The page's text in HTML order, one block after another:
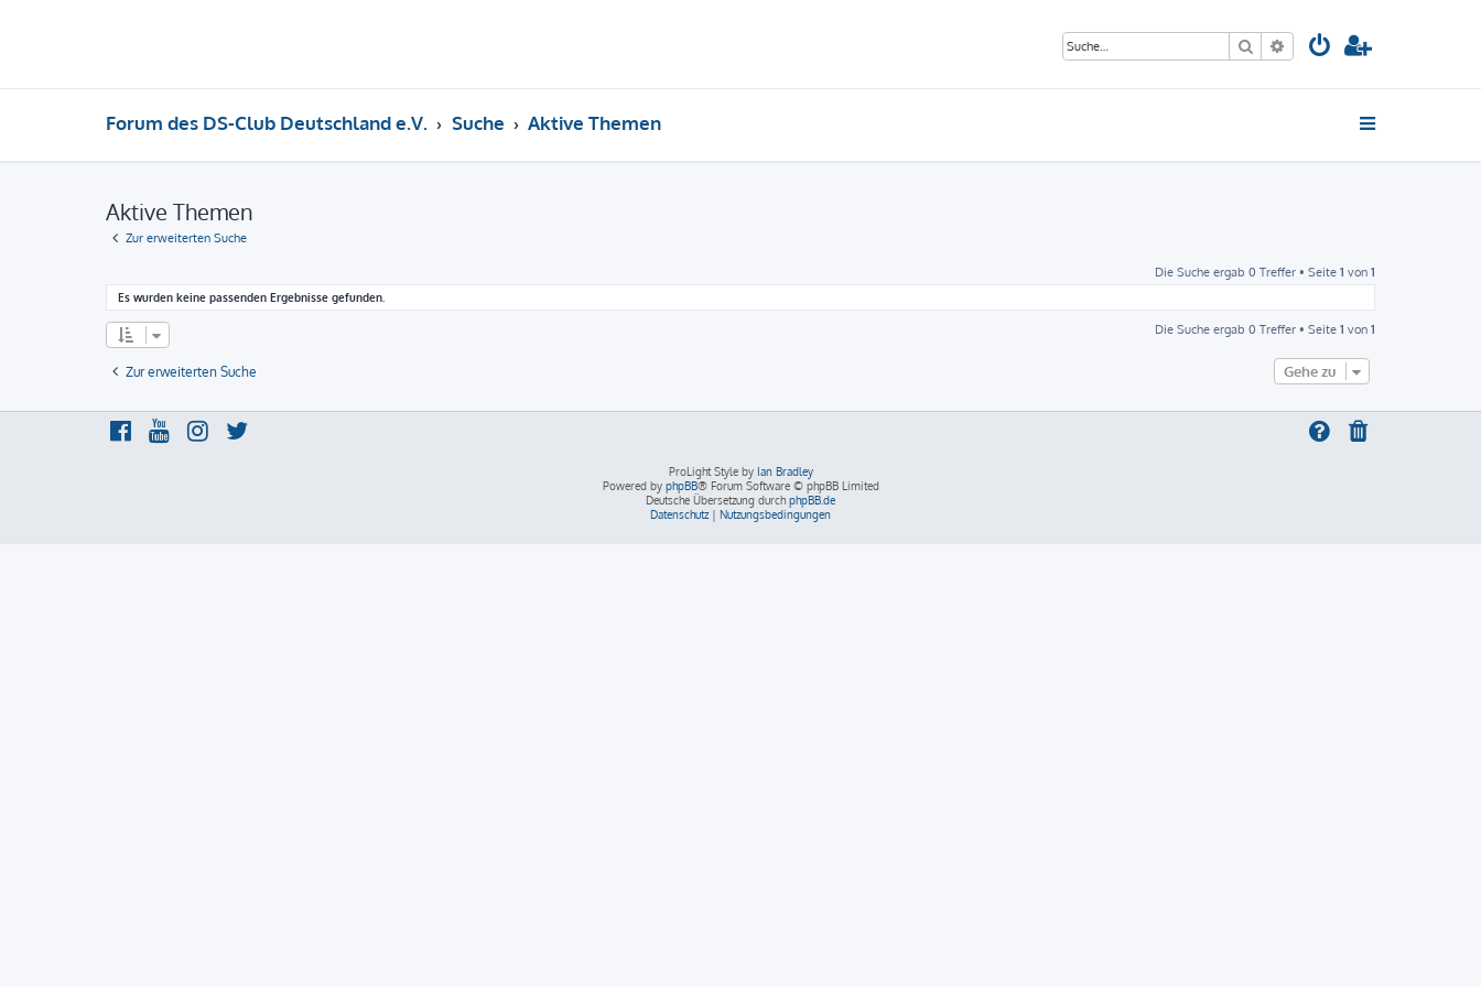
Suche Erweiterte Suche
Forum des DS-Club Deutschland e.V. Suche Aktive Themen
Aktive Themen
Zur erweiterten Suche
Die Suche ergab 0 Treffer • Seite 1 von 1
Es wurden keine passenden Ergebnisse gefunden.
Die Suche ergab 0 Treffer • Seite 1 von 1
Zur erweiterten Suche Gehe zu
ProLight Style by Ian Bradley
Powered by phpBB® Forum Software © phpBB Limited
Deutsche Übersetzung durch phpBB.de
Datenschutz | Nutzungsbedingungen